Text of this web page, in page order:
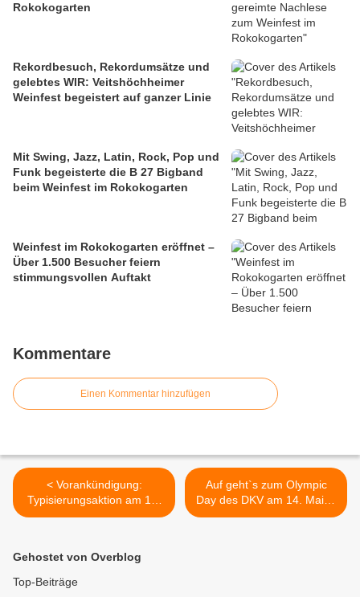
Rokokogarten
Rekordbesuch, Rekordumsätze und
gelebtes WIR: Veitshöchheimer
Weinfest begeistert auf ganzer Linie
Mit Swing, Jazz, Latin, Rock, Pop und
Funk begeisterte die B 27 Bigband
beim Weinfest im Rokokogarten
Weinfest im Rokokogarten eröffnet –
Über 1.500 Besucher feiern
stimmungsvollen Auftakt
Kommentare
Einen Kommentar hinzufügen
< Vorankündigung:
Typisierungsaktion am 17.
Juli 2011 beim Spielfest auf
Auf geht`s zum Olympic
Day des DKV am 14. Mai in
der Dreifachhalle
Gehostet von Overblog
Top-Beiträge